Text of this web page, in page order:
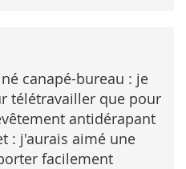
canapé-bureau : je
télétravailler que pour
antidérapant
: j'aurais aimé une
facilement